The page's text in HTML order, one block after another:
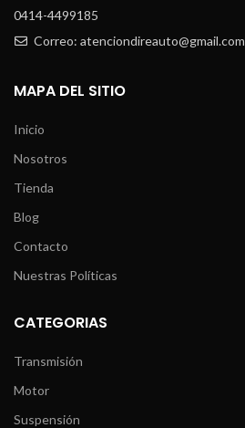
0414-4499185
Correo: atenciondireauto@gmail.com
MAPA DEL SITIO
Inicio
Nosotros
Tienda
Blog
Contacto
Nuestras Políticas
CATEGORIAS
Transmisión
Motor
Suspensión